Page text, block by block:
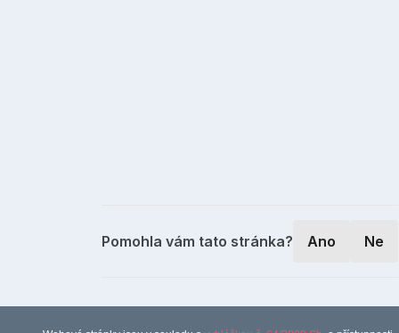
Pomohla vám tato stránka? Ano Ne